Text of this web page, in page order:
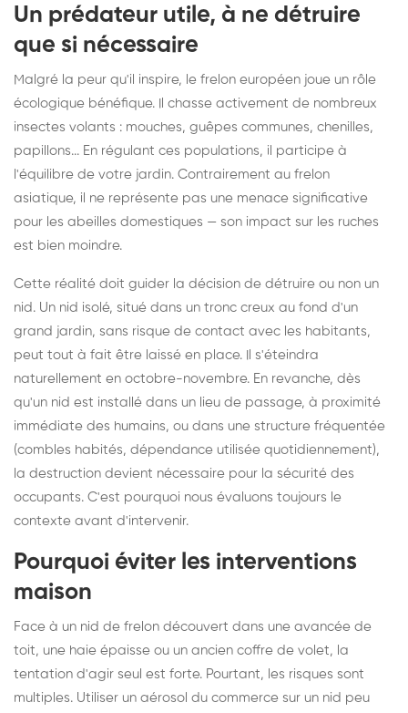
Un prédateur utile, à ne détruire
que si nécessaire
Malgré la peur qu'il inspire, le frelon européen joue un rôle
écologique bénéfique. Il chasse activement de nombreux
insectes volants : mouches, guêpes communes, chenilles,
papillons... En régulant ces populations, il participe à
l'équilibre de votre jardin. Contrairement au frelon
asiatique, il ne représente pas une menace significative
pour les abeilles domestiques — son impact sur les ruches
est bien moindre.
Cette réalité doit guider la décision de détruire ou non un
nid. Un nid isolé, situé dans un tronc creux au fond d'un
grand jardin, sans risque de contact avec les habitants,
peut tout à fait être laissé en place. Il s'éteindra
naturellement en octobre-novembre. En revanche, dès
qu'un nid est installé dans un lieu de passage, à proximité
immédiate des humains, ou dans une structure fréquentée
(combles habités, dépendance utilisée quotidiennement),
la destruction devient nécessaire pour la sécurité des
occupants. C'est pourquoi nous évaluons toujours le
contexte avant d'intervenir.
Pourquoi éviter les interventions
maison
Face à un nid de frelon découvert dans une avancée de
toit, une haie épaisse ou un ancien coffre de volet, la
tentation d'agir seul est forte. Pourtant, les risques sont
multiples. Utiliser un aérosol du commerce sur un nid peu